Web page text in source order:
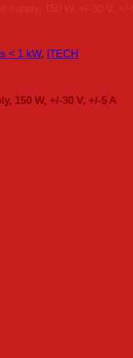
< 1 kW, ITECH
150 W, +/-30 V, +/-5 A